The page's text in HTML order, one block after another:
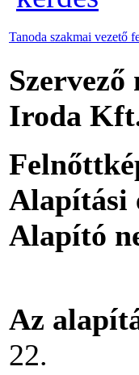
Tanoda szakmai vezető
Szervező
Iroda
Alapítási
Alapító
Az
22.